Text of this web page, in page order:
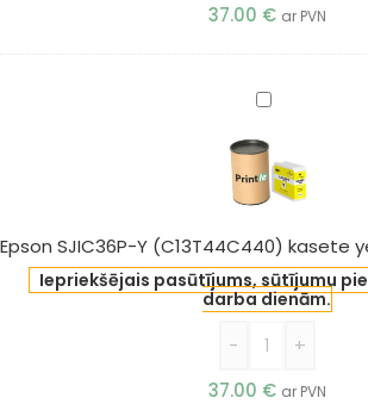
37.00 € ar PVN
Epson
Y
kasete
yellow
80ml
(Printle)
Epson SJIC36P-Y (C13T44C440) kasete
Iepriekšējais pasūtījums, sūtījumu
darba dienām.
-
+
37.00 € ar PVN